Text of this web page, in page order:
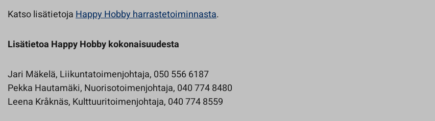
Katso lisätietojaHappy Hobby harrastetoiminnasta.
Lisätietoa Happy Hobby kokonaisuudesta
Jari Mäkelä, Liikuntatoimenjohtaja, 050 556 6187
Pekka Hautamäki, Nuorisotoimenjohtaja, 040 774 8480
Leena Kråknäs, Kulttuuritoimenjohtaja, 040 774 8559